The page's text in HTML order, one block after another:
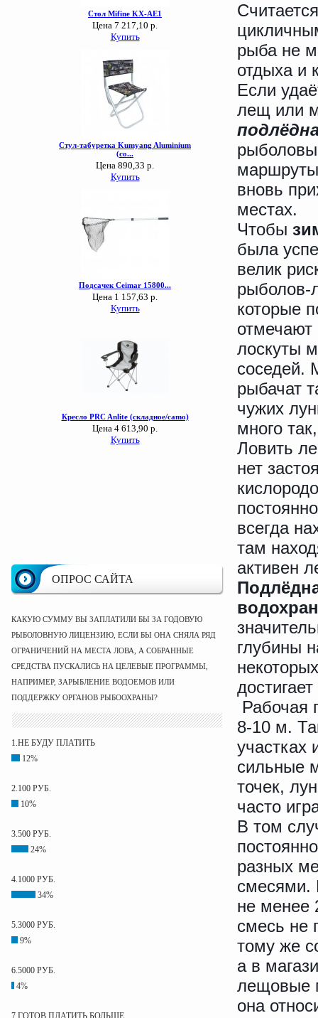
ОПРОС САЙТА
КАКУЮ СУММУ ВЫ ЗАПЛАТИЛИ БЫ ЗА ГОДОВУЮ
РЫБОЛОВНУЮ ЛИЦЕНЗИЮ, ЕСЛИ БЫ ОНА СНЯЛА РЯД
ОГРАНИЧЕНИЙ НА МЕСТА ЛОВА, А СОБРАННЫЕ
СРЕДСТВА ПУСКАЛИСЬ НА ЦЕЛЕВЫЕ ПРОГРАММЫ,
НАПРИМЕР, ЗАРЫБЛЕНИЕ ВОДОЕМОВ ИЛИ
ПОДДЕРЖКУ ОРГАНОВ РЫБООХРАНЫ?
1.НЕ БУДУ ПЛАТИТЬ
12%
2.100 РУБ.
10%
3.500 РУБ.
24%
4.1000 РУБ.
34%
5.3000 РУБ.
9%
6.5000 РУБ.
4%
7.ГОТОВ ПЛАТИТЬ БОЛЬШЕ
рыба не
отдыха и
Если
лещ или
рыболовы
вновь
местах.
Чтобы
была
велик
рыболов-
которые
лоскуты
соседей.
рыбачат
чужих
много
Ловить
нет
всегда
там
активен
глубины
Рабочая
8-10 м.
участках
сильные
точек,
часто
В том
разных
смесями.
не менее
смесь не
тому же
а в
лещовые
она